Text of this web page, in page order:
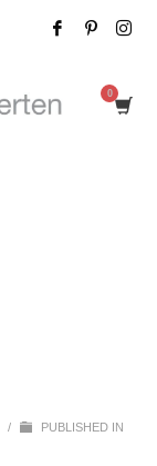
/
PUBLISHED IN